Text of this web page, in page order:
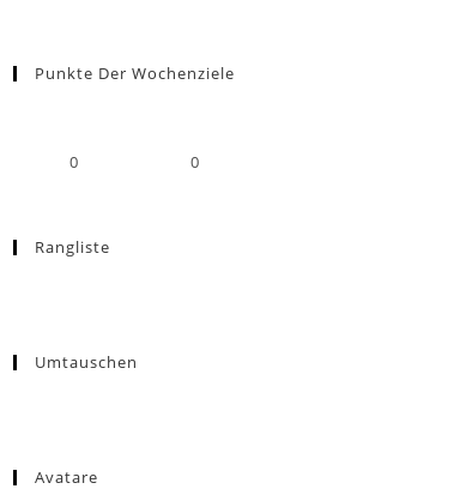
Punkte Der Wochenziele
0 0
Rangliste
Umtauschen
Avatare